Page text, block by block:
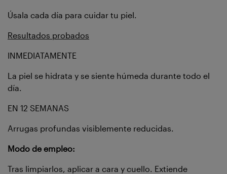
Úsala cada día para cuidar tu piel.
Resultados probados
INMEDIATAMENTE
La piel se hidrata y se siente húmeda durante todo el
día.
EN 12 SEMANAS
Arrugas profundas visiblemente reducidas.
Modo de empleo:
Tras limpiarlos, aplicar a cara y cuello. Extiende